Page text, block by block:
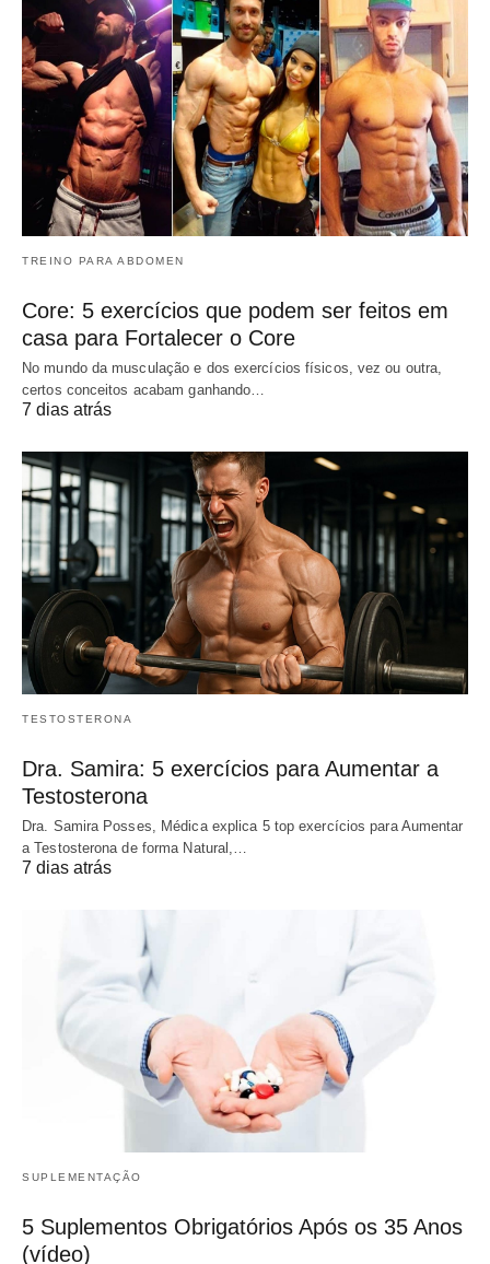
TREINO PARA ABDOMEN
Core: 5 exercícios que podem ser feitos em
casa para Fortalecer o Core
No mundo da musculação e dos exercícios físicos, vez ou outra,
certos conceitos acabam ganhando…
7 dias atrás
TESTOSTERONA
Dra. Samira: 5 exercícios para Aumentar a
Testosterona
Dra. Samira Posses, Médica explica 5 top exercícios para Aumentar
a Testosterona de forma Natural,…
7 dias atrás
SUPLEMENTAÇÃO
5 Suplementos Obrigatórios Após os 35 Anos
(vídeo)